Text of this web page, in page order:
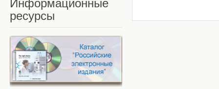
Информационные
ресурсы